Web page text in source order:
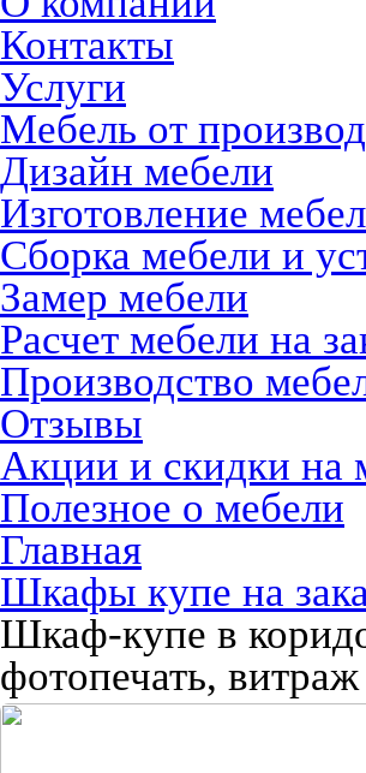
Контакты
Услуги
Мебель от
Дизайн мебели
Изготовление
Сборка мебели и
Замер мебели
Расчет мебели на
Производство
Отзывы
Акции и скидки на
Полезное о мебели
Главная
Шкафы купе на
Шкаф-купе в
фотопечать, витраж